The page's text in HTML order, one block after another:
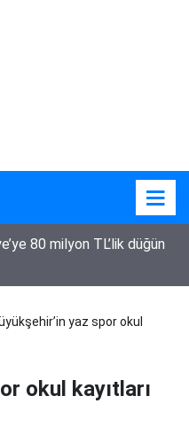
80 milyon TL’lik düğün
yaz spor okul
okul kayıtları